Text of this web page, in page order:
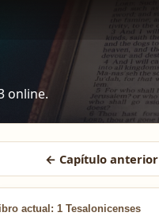
online.
← Capítulo anterior
actual: 1 Tesalonicenses